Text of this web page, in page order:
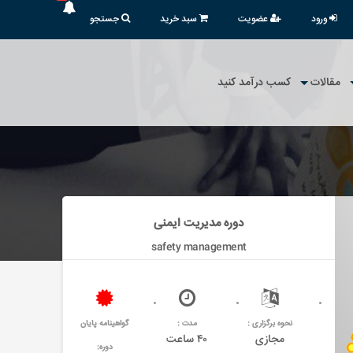
ورود عضویت سبد خرید جستجو
مقالات کسب درآمد کنید
دوره مدیریت ایمنی
safety management
نحوه برگزاری :
مجازی
مدت :
۴۰ ساعت
گواهینامه پایان
دوره: